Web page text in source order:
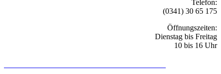
Telefon:
(0341) 30 65 175
Öffnungszeiten:
Dienstag bis Freitag
10 bis 16 Uhr